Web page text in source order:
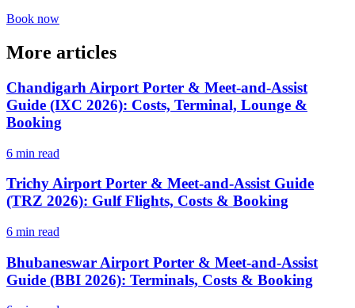
Book now
More articles
Chandigarh Airport Porter & Meet-and-Assist
Guide (IXC 2026): Costs, Terminal, Lounge &
Booking
6 min read
Trichy Airport Porter & Meet-and-Assist Guide
(TRZ 2026): Gulf Flights, Costs & Booking
6 min read
Bhubaneswar Airport Porter & Meet-and-Assist
Guide (BBI 2026): Terminals, Costs & Booking